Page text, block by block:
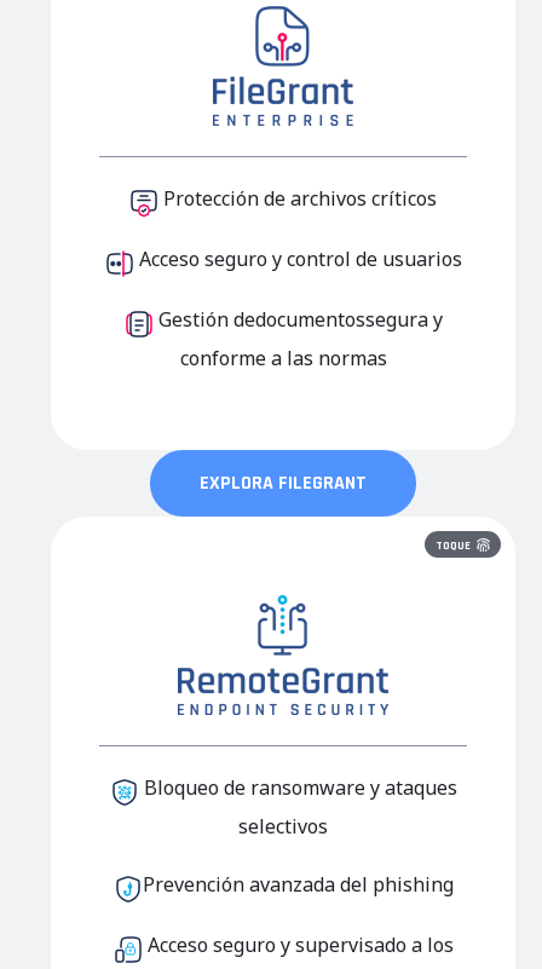
Protección de archivos críticos
Acceso seguro y control de usuarios
Gestión dedocumentossegura y
conforme a las normas
EXPLORA FILEGRANT
TOQUE
Bloqueo de ransomware y ataques
selectivos
Prevención avanzada del phishing
Accesoseguro ysupervisadoa los